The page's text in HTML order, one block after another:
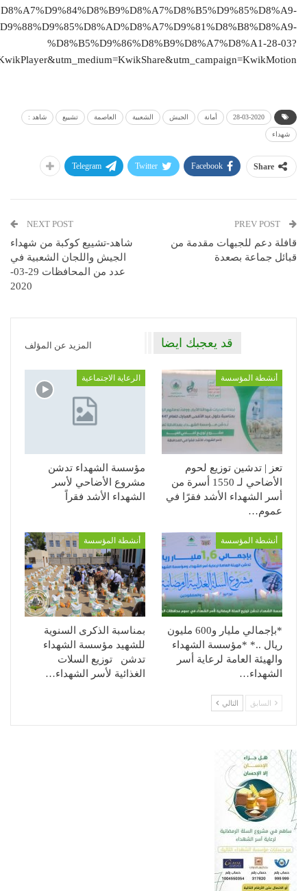
%D8%B5%D9%86%D8%B9%D8%A7%D8%A1-28-03?
28-03-2020 أمانة الجيش الشعبية العاصمة تشييع شاهد :
شهداء
Share
Facebook
Twitter
Telegram
قافلة دعم للجبهات مقدمة من
قبائل جماعة بصعدة
NEXT POST
شاهد-تشييع كوكبة من شهداء
الجيش واللجان الشعبية في
عدد من المحافظات 29-03-
2020
قد يعجبك ايضا المزيد عن المؤلف
أنشطة المؤسسة
تعز | تدشين توزيع لحوم
الأضاحي لـ 1550 أسرة من
أسر الشهداء الأشد فقرًا في
عموم…
الرعاية الاجتماعية
مؤسسة الشهداء تدشن
مشروع الأضاحي لأسر
الشهداء الأشد فقراً
أنشطة المؤسسة
*بإجمالي مليار و600 مليون
ريال ..* *مؤسسة الشهداء
والهيئة العامة لرعاية أسر
الشهداء…
أنشطة المؤسسة
بمناسبة الذكرى السنوية
للشهيد مؤسسة الشهداء
تدشن توزيع السلات
الغذائية لأسر الشهداء…
السابق التالي